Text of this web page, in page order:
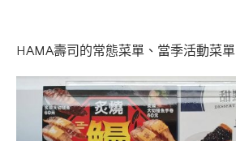
HAMA壽司的常態菜單、當季活動菜單